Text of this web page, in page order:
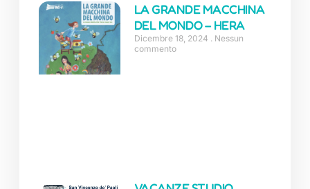
LA GRANDE MACCHINA
DEL MONDO – HERA
Dicembre 18, 2024
Nessun
commento